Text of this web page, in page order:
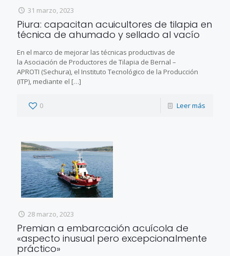
31 marzo, 2023
Piura: capacitan acuicultores de tilapia en
técnica de ahumado y sellado al vacío
En el marco de mejorar las técnicas productivas de
la Asociación de Productores de Tilapia de Bernal –
APROTI (Sechura), el Instituto Tecnológico de la Producción
(ITP), mediante el […]
0 Leer más
28 marzo, 2023
Premian a embarcación acuícola de
«aspecto inusual pero excepcionalmente
práctico»